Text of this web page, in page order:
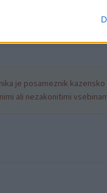
je posameznik
ali nezakonitimi